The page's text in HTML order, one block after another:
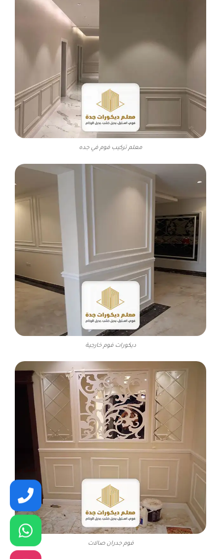
معلم تركيب فوم في جده
ديكورات فوم خارجية
فوم جدران صالات